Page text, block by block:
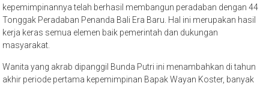
kepemimpinannya telah berhasil membangun peradaban dengan 44
Tonggak Peradaban Penanda Bali Era Baru. Hal ini merupakan hasil
kerja keras semua elemen baik pemerintah dan dukungan
masyarakat.
Wanita yang akrab dipanggil Bunda Putri ini menambahkan di tahun
akhir periode pertama kepemimpinan Bapak Wayan Koster, banyak